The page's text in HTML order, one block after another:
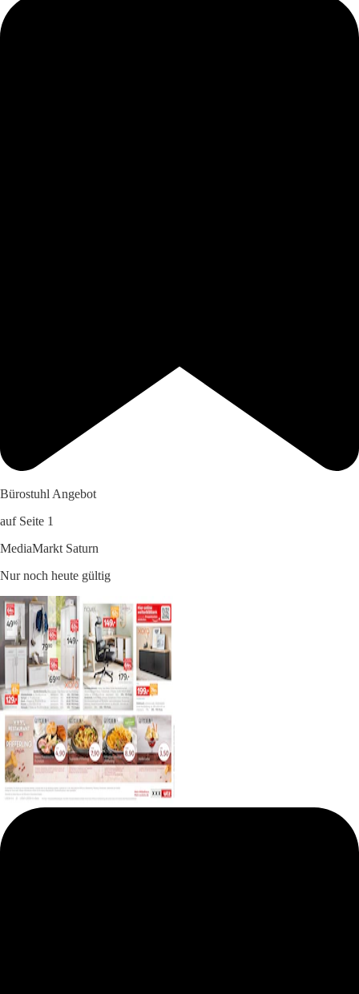
Bürostuhl Angebot
auf Seite 1
MediaMarkt Saturn
Nur noch heute gültig